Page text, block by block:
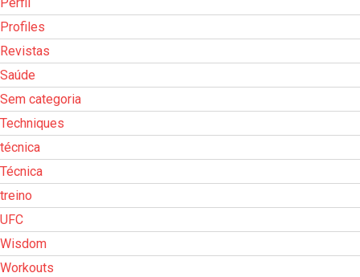
Perfil
Profiles
Revistas
Saúde
Sem categoria
Techniques
técnica
Técnica
treino
UFC
Wisdom
Workouts